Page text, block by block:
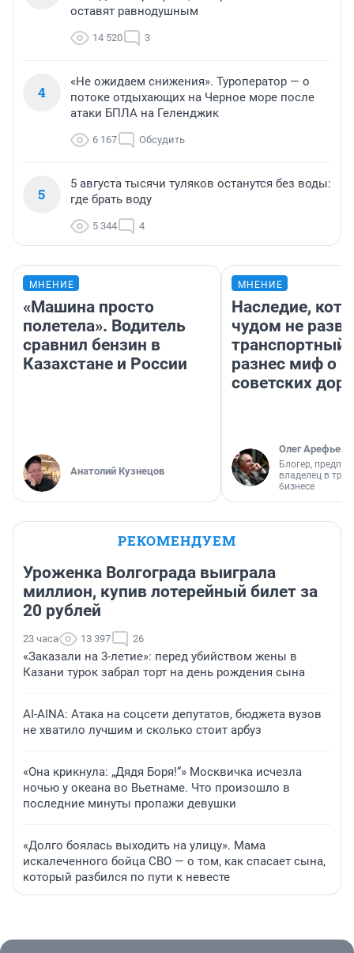
оставят равнодушным
14 520 3
4
«Не ожидаем снижения». Туроператор — о
потоке отдыхающих на Черное море после
атаки БПЛА на Геленджик
6 167 Обсудить
5
5 августа тысячи туляков останутся без воды:
где брать воду
5 344 4
МНЕНИЕ
«Машина просто
полетела». Водитель
сравнил бензин в
Казахстане и России
Анатолий Кузнецов
МНЕНИЕ
Наследие,
чудом не
транспортный
разнес миф о
советских
Олег Арефьев
Блогер,
владелец в
бизнесе
РЕКОМЕНДУЕМ
Уроженка Волгограда выиграла
миллион, купив лотерейный билет за
20 рублей
23 часа 13 397 26
«Заказали на 3-летие»: перед убийством жены в
Казани турок забрал торт на день рождения сына
AI-AINA: Атака на соцсети депутатов, бюджета вузов
не хватило лучшим и сколько стоит арбуз
«Она крикнула: „Дядя Боря!“» Москвичка исчезла
ночью у океана во Вьетнаме. Что произошло в
последние минуты пропажи девушки
«Долго боялась выходить на улицу». Мама
искалеченного бойца СВО — о том, как спасает сына,
который разбился по пути к невесте